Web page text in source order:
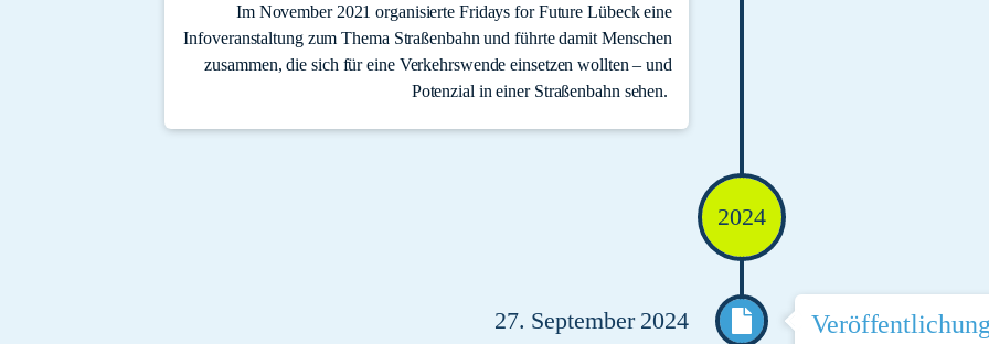
Im November 2021 organisierte Fridays for Future Lübeck eine
Infoveranstaltung zum Thema Straßenbahn und führte damit Menschen
zusammen, die sich für eine Verkehrswende einsetzen wollten – und
Potenzial in einer Straßenbahn sehen.
2024
27. September 2024